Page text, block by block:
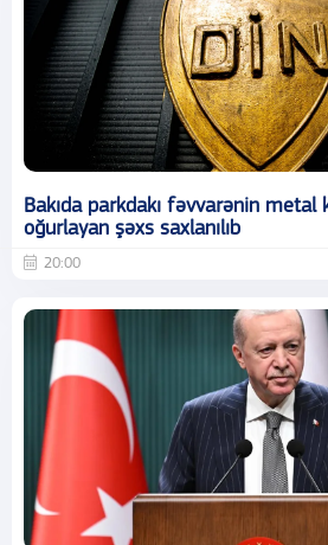
Bakıda parkdakı fəvvarənin metal
oğurlayan şəxs saxlanılıb
20:00